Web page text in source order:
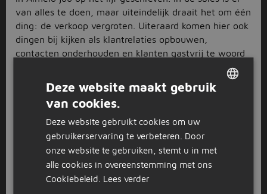
van alles te doen, maar uiteindelijk draait het om één
ding: de verkoop vergroten. Uiteraard komen hier ook
dingen bij kijken als klantrelaties opbouwen,
contacten onderhouden en klanten gastvrij te woord
staan. Denk jij dat je het in je hebt om aan de slag te
gaan in een salesfunctie? Neem dan snel de sales
vacatures in Almelo door en laat je verrassen door
het aanbod.
Aan de slag in de sales
Met de sales vacatures in Almelo kun je verschillende
kanten op. Wil je voor een paar uur per week aan de
slag, bijvoorbeeld naast je school of studie? In
Deze website maakt gebruik
van cookies.
Deze website gebruikt cookies om uw
gebruikerservaring te verbeteren. Door
onze website te gebruiken, stemt u in met
alle cookies in overeenstemming met ons
Cookiebeleid. Lees verder